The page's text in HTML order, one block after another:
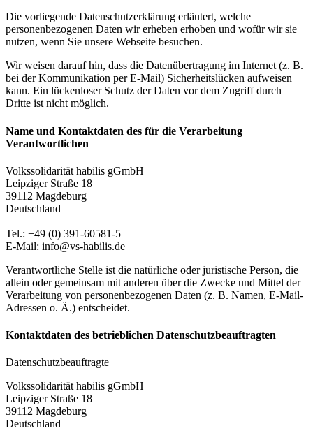
Die vorliegende Datenschutzerklärung erläutert, welche
personenbezogenen Daten wir erheben erhoben und wofür wir sie
nutzen, wenn Sie unsere Webseite besuchen.
Wir weisen darauf hin, dass die Datenübertragung im Internet (z. B.
bei der Kommunikation per E-Mail) Sicherheitslücken aufweisen
kann. Ein lückenloser Schutz der Daten vor dem Zugriff durch
Dritte ist nicht möglich.
Name und Kontaktdaten des für die Verarbeitung
Verantwortlichen
Volkssolidarität habilis gGmbH
Leipziger Straße 18
39112 Magdeburg
Deutschland
Tel.: +49 (0) 391-60581-5
E-Mail: info@vs-habilis.de
Verantwortliche Stelle ist die natürliche oder juristische Person, die
allein oder gemeinsam mit anderen über die Zwecke und Mittel der
Verarbeitung von personenbezogenen Daten (z. B. Namen, E-Mail-
Adressen o. Ä.) entscheidet.
Kontaktdaten des betrieblichen Datenschutzbeauftragten
Datenschutzbeauftragte
Volkssolidarität habilis gGmbH
Leipziger Straße 18
39112 Magdeburg
Deutschland